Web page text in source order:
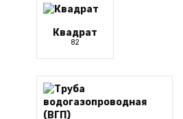
Квадрат
82